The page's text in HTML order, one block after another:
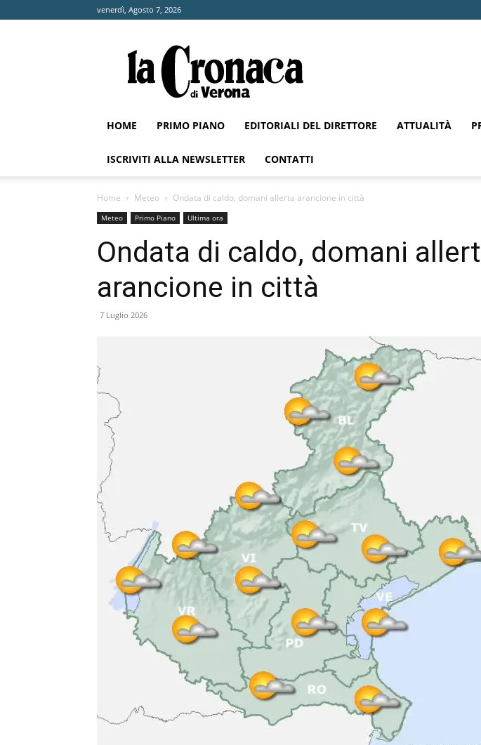
venerdì, Agosto 7, 2026
Cronaca
di
Verona
HOME PRIMO PIANO EDITORIALI DEL DIRETTORE ATTUALITÀ
ISCRIVITI ALLA NEWSLETTER CONTATTI
Home Meteo Ondata di caldo, domani allerta arancione in città
Meteo Primo Piano Ultima ora
Ondata di caldo, domani
arancione in città
7 Luglio 2026